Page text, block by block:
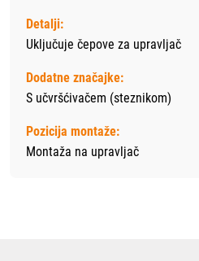
Detalji:
Uključuje čepove za upravljač
Dodatne značajke:
S učvršćivačem (steznikom)
Pozicija montaže:
Montaža na upravljač